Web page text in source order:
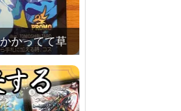
かってて草